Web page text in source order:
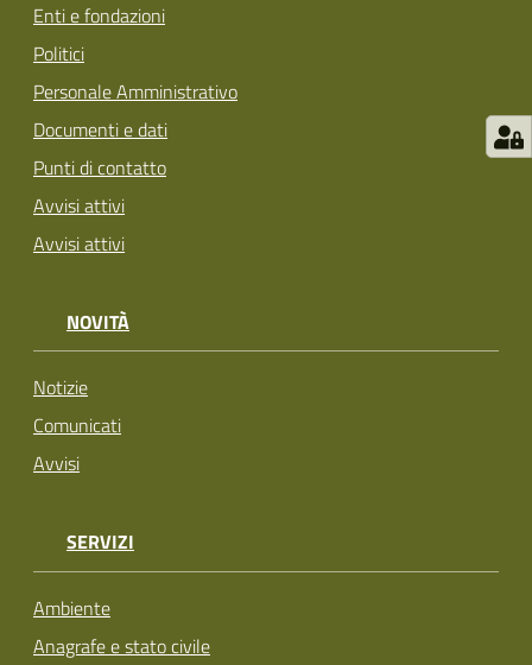
Enti e fondazioni
Politici
Personale Amministrativo
Documenti e dati
Punti di contatto
Avvisi attivi
Avvisi attivi
NOVITÀ
Notizie
Comunicati
Avvisi
SERVIZI
Ambiente
Anagrafe e stato civile